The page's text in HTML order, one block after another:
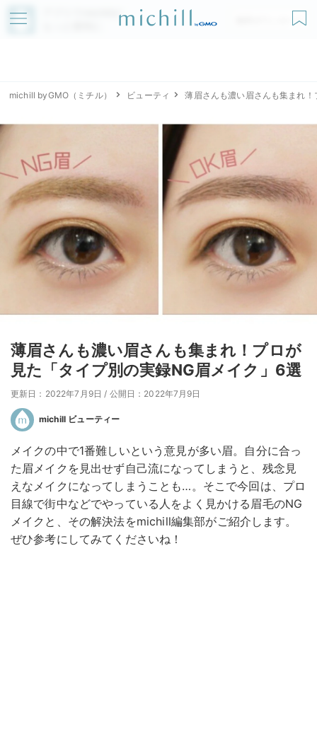
アプリでmichillが
無料ダウンロード
michill byGMO（ミチル） ビューティ 薄眉さんも濃い眉さんも集まれ
薄眉さんも濃い眉さんも集まれ！プロが
見た「タイプ別の実録NG眉メイク」6選
更新日：2022年7月9日 / 公開日：2022年7月9日
michill ビューティー
メイクの中で1番難しいという意見が多い眉。自分に合っ
た眉メイクを見出せず自己流になってしまうと、残念見
えなメイクになってしまうことも…。そこで今回は、プロ
目線で街中などでやっている人をよく見かける眉毛のNG
メイクと、その解決法をmichill編集部がご紹介します。
ぜひ参考にしてみてくださいね！